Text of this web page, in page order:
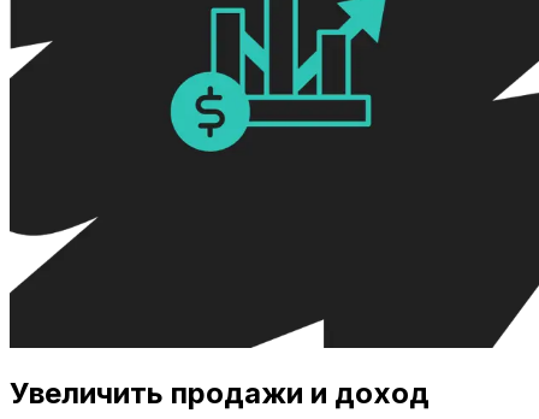
Увеличить продажи и доход